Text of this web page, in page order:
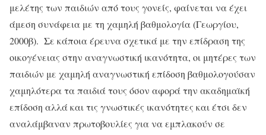
μελέτης των παιδιών από τους γονείς, φαίνεται να έχει
άμεση συνάφεια με τη χαμηλή βαθμολογία (Γεωργίου,
2000β). Σε κάποια έρευνα σχετικά με την επίδραση της
οικογένειας στην αναγνωστική ικανότητα, οι μητέρες των
παιδιών με χαμηλή αναγνωστική επίδοση βαθμολογούσαν
χαμηλότερα τα παιδιά τους όσον αφορά την ακαδημαϊκή
επίδοση αλλά και τις γνωστικές ικανότητες και έτσι δεν
αναλάμβαναν πρωτοβουλίες για να εμπλακούν σε